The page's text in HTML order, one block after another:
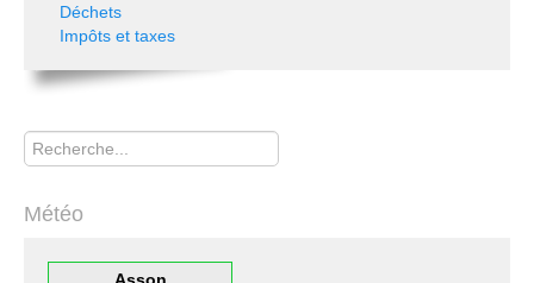
Déchets
Impôts et taxes
Rechercher
Météo